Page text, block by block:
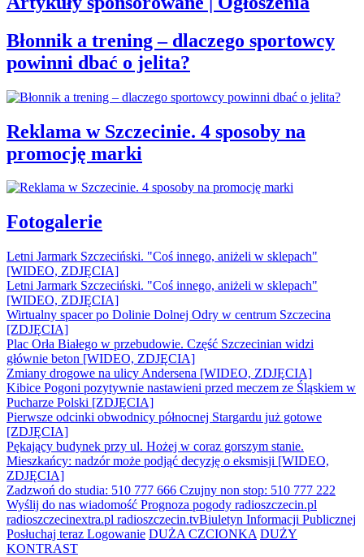
Błonnik a trening – dlaczego sportowcy
powinni dbać o jelita?
Reklama w Szczecinie. 4 sposoby na
promocję marki
Fotogalerie
Letni Jarmark Szczeciński. "Coś innego, aniżeli w sklepach"
[WIDEO, ZDJĘCIA]
Letni Jarmark Szczeciński. "Coś innego, aniżeli w sklepach"
[WIDEO, ZDJĘCIA]
Wirtualny spacer po Dolinie Dolnej Odry w centrum Szczecina
[ZDJĘCIA]
Plac Orła Białego w przebudowie. Część Szczecinian widzi
głównie beton [WIDEO, ZDJĘCIA]
Zmiany drogowe na ulicy Andersena [WIDEO, ZDJĘCIA]
Kibice Pogoni pozytywnie nastawieni przed meczem ze Śląskiem w
Pucharze Polski [ZDJĘCIA]
Pierwsze odcinki obwodnicy północnej Stargardu już gotowe
[ZDJĘCIA]
Pękający budynek przy ul. Hożej w coraz gorszym stanie.
Mieszkańcy: nadzór może podjąć decyzję o eksmisji [WIDEO,
ZDJĘCIA]
Zadzwoń do studia: 510 777 666 Czujny non stop: 510 777 222
Wyślij do nas wiadomość Prognoza pogody radioszczecin.pl
radioszczecinextra.pl radioszczecin.tvBiuletyn Informacji Publicznej
Posłuchaj teraz Logowanie DUŻA CZCIONKA DUŻY
KONTRAST